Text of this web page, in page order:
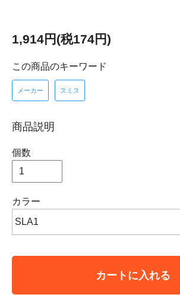
1,914円(税174円)
この商品のキーワード
メーカー スミス
商品説明
個数
カラー
カートに入れる